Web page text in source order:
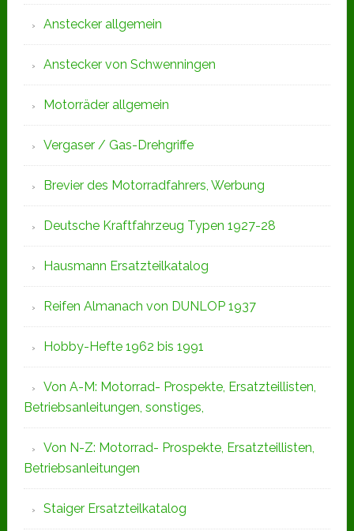
Anstecker allgemein
Anstecker von Schwenningen
Motorräder allgemein
Vergaser / Gas-Drehgriffe
Brevier des Motorradfahrers, Werbung
Deutsche Kraftfahrzeug Typen 1927-28
Hausmann Ersatzteilkatalog
Reifen Almanach von DUNLOP 1937
Hobby-Hefte 1962 bis 1991
Von A-M: Motorrad- Prospekte, Ersatzteillisten,
Betriebsanleitungen, sonstiges,
Von N-Z: Motorrad- Prospekte, Ersatzteillisten,
Betriebsanleitungen
Staiger Ersatzteilkatalog